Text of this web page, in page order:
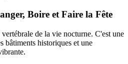
Boire et Faire la Fête
de la vie nocturne. C'est une
bâtiments historiques et une